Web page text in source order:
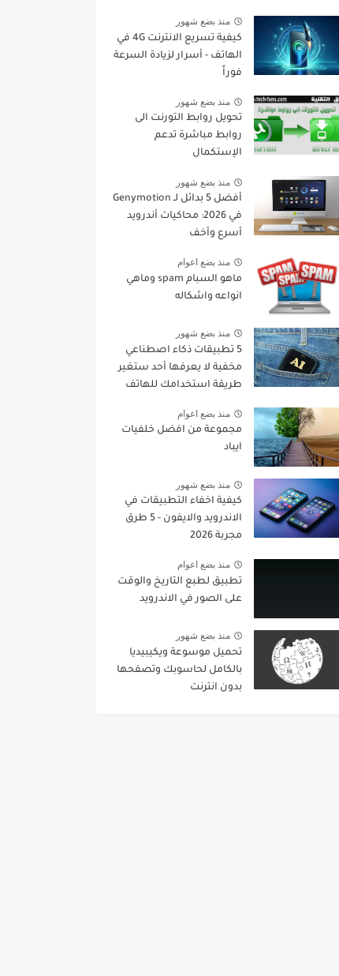
منذ بضع شهور
كيفية تسريع الانترنت 4G في
الهاتف - أسرار لزيادة السرعة
فوراً
منذ بضع شهور
تحويل روابط التورنت الى
روابط مباشرة تدعم
الإستكمال
منذ بضع شهور
أفضل 5 بدائل لـ Genymotion
في 2026: محاكيات أندرويد
أسرع وأخف
منذ بضع اعوام
ماهو السبام spam وماهي
انواعه واشكاله
منذ بضع شهور
5 تطبيقات ذكاء اصطناعي
مخفية لا يعرفها أحد ستغير
طريقة استخدامك للهاتف
منذ بضع اعوام
مجموعة من افضل خلفيات
ايباد
منذ بضع شهور
كيفية اخفاء التطبيقات في
الاندرويد والايفون - 5 طرق
مجربة 2026
منذ بضع اعوام
تطبيق لطبع التاريخ والوقت
على الصور في الاندرويد
منذ بضع شهور
تحميل موسوعة ويكيبيديا
بالكامل لحاسوبك وتصفحها
بدون انترنت